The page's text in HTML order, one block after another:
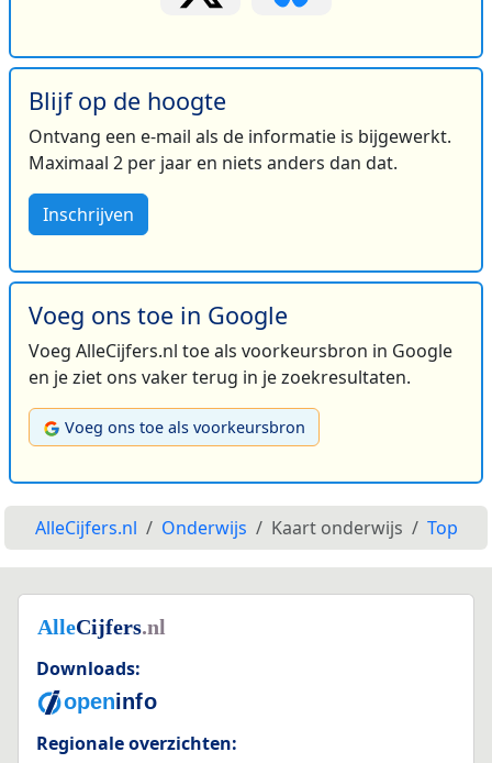
Blijf op de hoogte
Ontvang een e-mail als de informatie is bijgewerkt.
Maximaal 2 per jaar en niets anders dan dat.
Inschrijven
Voeg ons toe in Google
Voeg AlleCijfers.nl toe als voorkeursbron in Google
en je ziet ons vaker terug in je zoekresultaten.
Voeg ons toe als voorkeursbron
AlleCijfers.nl Onderwijs Kaart onderwijs Top
Downloads:
Regionale overzichten: